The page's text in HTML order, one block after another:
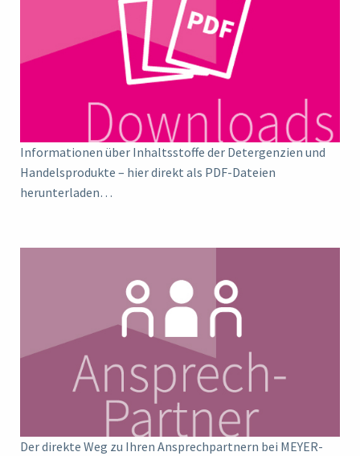
Informationen über Inhaltsstoffe der Detergenzien und
Handelsprodukte – hier direkt als PDF-Dateien
herunterladen…
Der direkte Weg zu Ihren Ansprechpartnern bei MEYER-